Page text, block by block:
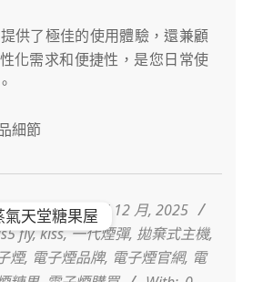
供了極佳的使用體驗，還兼顧
化需求和便捷性，是您日常使
滋滋 On: 17 12 月, 2025
fly,kiss,一代煙彈, 拋棄式主機,
煙, 電子煙品牌, 電子煙官網, 電
氣天堂糖果屋